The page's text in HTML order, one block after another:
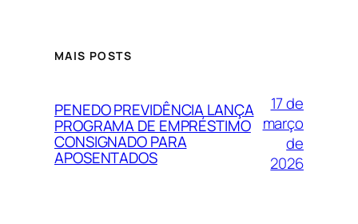
MAIS POSTS
PENEDO PREVIDÊNCIA LANÇA
PROGRAMA DE EMPRÉSTIMO
CONSIGNADO PARA
APOSENTADOS
17 de
março
de
2026